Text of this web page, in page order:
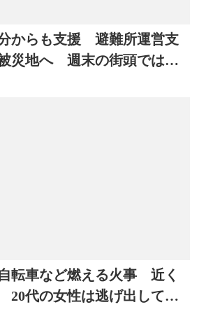
分からも支援 避難所運営支
災地へ 週末の街頭では募
転車など燃える火事 近く
代の女性は逃げ出して無